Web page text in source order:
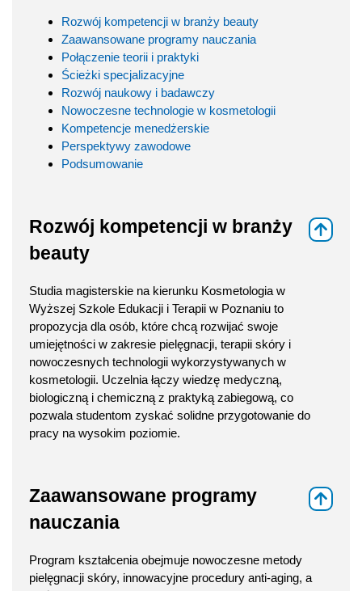
Rozwój kompetencji w branży beauty
Zaawansowane programy nauczania
Połączenie teorii i praktyki
Ścieżki specjalizacyjne
Rozwój naukowy i badawczy
Nowoczesne technologie w kosmetologii
Kompetencje menedżerskie
Perspektywy zawodowe
Podsumowanie
Rozwój kompetencji w branży
beauty
Studia magisterskie na kierunku Kosmetologia w
Wyższej Szkole Edukacji i Terapii w Poznaniu to
propozycja dla osób, które chcą rozwijać swoje
umiejętności w zakresie pielęgnacji, terapii skóry i
nowoczesnych technologii wykorzystywanych w
kosmetologii. Uczelnia łączy wiedzę medyczną,
biologiczną i chemiczną z praktyką zabiegową, co
pozwala studentom zyskać solidne przygotowanie do
pracy na wysokim poziomie.
Zaawansowane programy
nauczania
Program kształcenia obejmuje nowoczesne metody
pielęgnacji skóry, innowacyjne procedury anti-aging, a